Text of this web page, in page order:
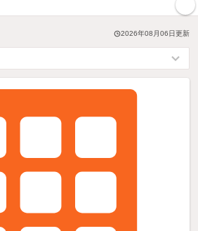
2026年08月06日更新